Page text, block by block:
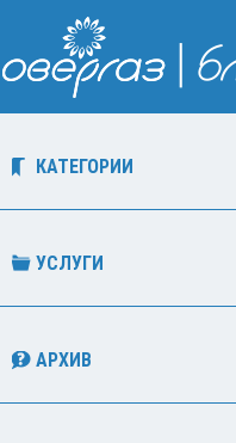
КАТЕГОРИИ
УСЛУГИ
АРХИВ